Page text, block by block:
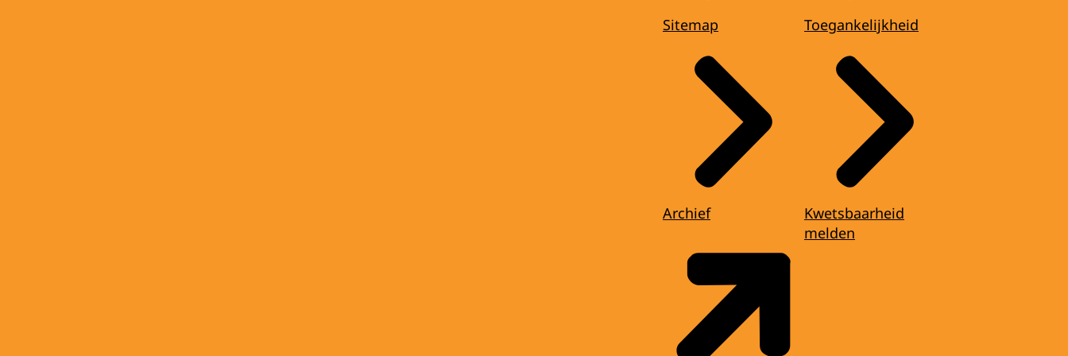
Sitemap
Archief
Toegankelijkheid
Kwetsbaarheid
melden